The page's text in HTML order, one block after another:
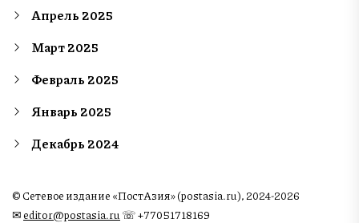
Апрель 2025
Март 2025
Февраль 2025
Январь 2025
Декабрь 2024
© Сетевое издание «ПостАзия» (postasia.ru), 2024-2026
✉︎editor@postasia.ru ☏ +77051718169